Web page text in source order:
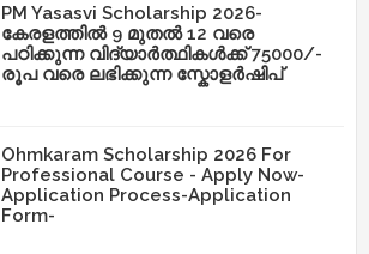
PM Yasasvi Scholarship 2026-
കേരളത്തിൽ 9 മുതൽ 12 വരെ
പഠിക്കുന്ന വിദ്യാർത്ഥികൾക്ക് 75000/-
രൂപ വരെ ലഭിക്കുന്ന സ്കോളർഷിപ്
Ohmkaram Scholarship 2026 For
Professional Course - Apply Now-
Application Process-Application
Form-